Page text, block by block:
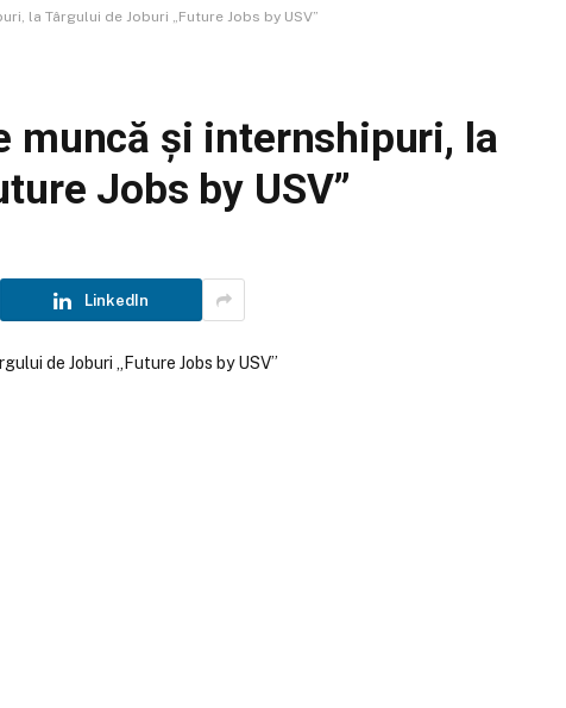
la Târgului de Joburi „Future Jobs by USV”
muncă și internshipuri, la
Jobs by USV”
LinkedIn